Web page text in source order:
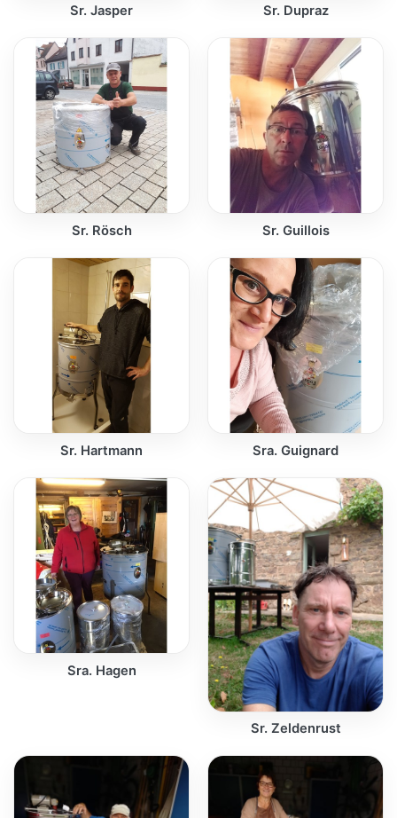
Sr. Jasper Sr. Dupraz
Sr. Rösch Sr. Guillois
Sr. Hartmann Sra. Guignard
Sra. Hagen
Sr. Zeldenrust